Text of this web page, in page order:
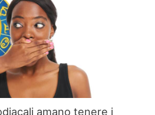
amano tenere i